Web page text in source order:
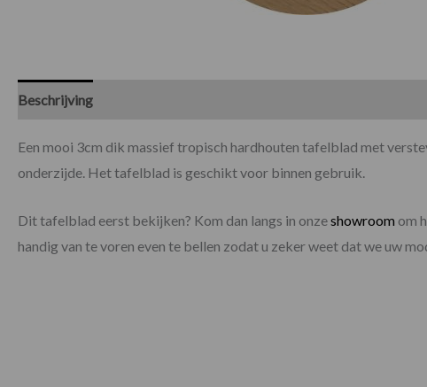
Beschrijving
Een mooi 3cm dik massief tropisch hardhouten tafelblad met
onderzijde. Het tafelblad is geschikt voor binnen gebruik.
Dit tafelblad eerst bekijken? Kom dan langs in onzeshowroom om
handig van te voren even te bellen zodat u zeker weet dat we uw